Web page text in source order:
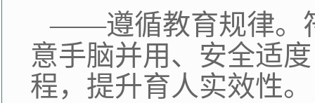
——遵循教育规律。
意手脑并用、安全适
程，提升育人实效性。